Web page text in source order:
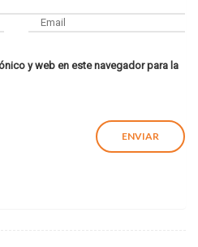
y web en este navegador para la